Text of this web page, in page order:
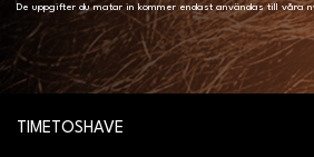
De uppgifter du matar in kommer endast användas till våra
TIMETOSHAVE